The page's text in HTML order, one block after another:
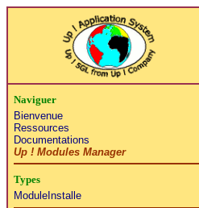
Naviguer
Bienvenue
Ressources
Documentations
Up ! Modules Manager
Types
ModuleInstalle